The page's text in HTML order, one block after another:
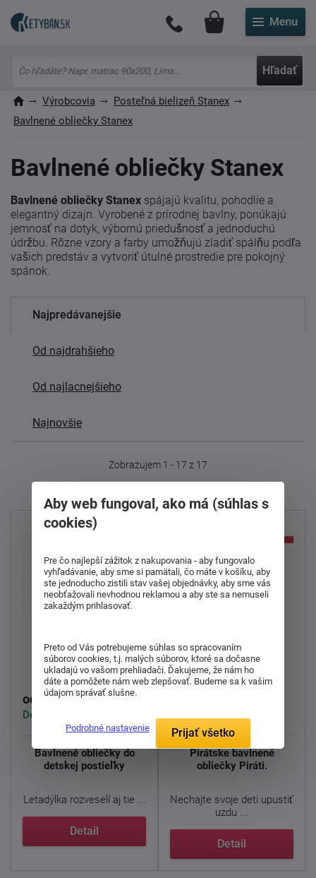
Hľadať
Môj účet
Výrobcovia
Posteľná bielizeň Stanex
Bavlnené obliečky Stanex
Bavlnené obliečky Stanex
Bavlnené obliečky Stanex spájajú kvalitu, pohodlie a
elegantný dizajn. Vyrobené z prírodnej bavlny, ponúkajú
jemnosť na dotyk, výbornú priedušnosť a jednoduchú
údržbu. Rôzne vzory a farby umožňujú zladiť spálňu podľa
vašich predstáv a vytvoriť útulné prostredie pre pokojný
spánok.
Najpredávanejšie
Od najdrahšieho
Od najlacnejšieho
Najnovšie
Zobrazujem 1 - 17 z 17
Bavlnená obliečka
Letadýlka
od 19,00 €
Dodáváme do 3-4 týdny
Bavlnené obliečky do
detskej postieľky
Letadýlka rozveselí aj tie ...
Detail
Bavlnená obliečka
Piráti
Pirátske bavlnené
obliečky Piráti.
Nechajte svoje deti upustiť
uzdu ...
Detail
Aby web fungoval, ako má (súhlas s
cookies)
Pre čo najlepší zážitok z nakupovania - aby fungovalo
vyhľadávanie, aby sme si pamätali, čo máte v košíku, aby
ste jednoducho zistili stav vašej objednávky, aby sme vás
neobťažovali nevhodnou reklamou a aby ste sa nemuseli
zakaždým prihlasovať.
Preto od Vás potrebujeme súhlas so spracovaním
súborov cookies, t.j. malých súborov, ktoré sa dočasne
ukladajú vo vašom prehliadači. Ďakujeme, že nám ho
dáte a pomôžete nám web zlepšovať. Budeme sa k vašim
údajom správať slušne.
Podrobné nastavenie Prijať všetko